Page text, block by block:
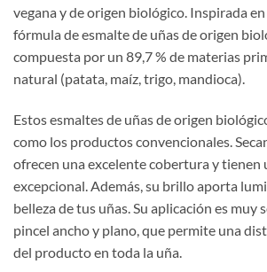
vegana y de origen biológico. Inspirada
fórmula de esmalte de uñas de origen
compuesta por un 89,7 % de materias
natural (patata, maíz, trigo, mandioca).
Estos esmaltes de uñas de origen
como los productos convencionales.
ofrecen una excelente cobertura y tienen
excepcional. Además, su brillo aporta
belleza de tus uñas. Su aplicación es muy
pincel ancho y plano, que permite una
del producto en toda la uña.